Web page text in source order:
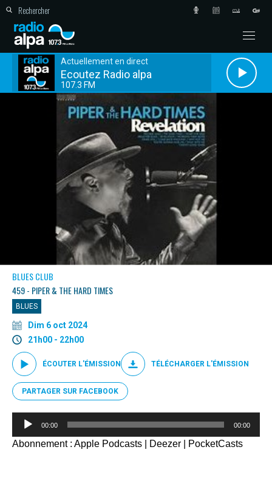
Actuellement en direct
Ecoutez Radio alpa
107.3 FM
BLUES CLUB
459 - PIPER & THE HARD TIMES
BLUES
Dim 6 oct 2024
21h00 - 22h00
ÉCOUTER L'ÉMISSION TÉLÉCHARGER L'ÉMISSION
PARTAGER SUR FACEBOOK
Lecteur
00:00 00:00
Abonnement : Apple Podcasts Deezer PocketCasts